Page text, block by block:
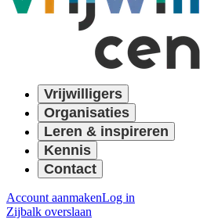
Vrijwilligers
Organisaties
Leren & inspireren
Kennis
Contact
Account aanmakenLog in
Zijbalk overslaan